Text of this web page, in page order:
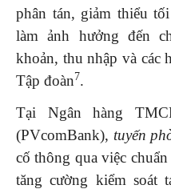
phân tán, giảm thiểu
làm ảnh hưởng đến
khoản, thu nhập và các
Tập đoàn7.
Tại Ngân hàng
(PVcomBank), tuyến
cố thông qua việc
tăng cường kiểm soát